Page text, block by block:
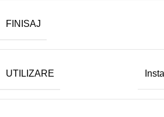
FINISAJ
UTILIZARE